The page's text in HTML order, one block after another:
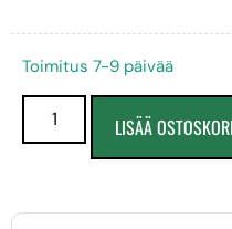
Toimitus 7-9 päivää
LISÄÄ